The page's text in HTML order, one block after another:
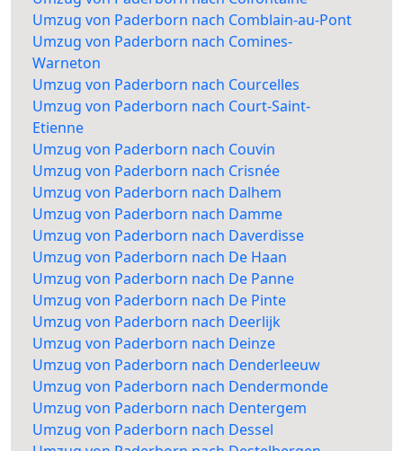
Umzug von Paderborn nach Comblain-au-Pont
Umzug von Paderborn nach Comines-
Warneton
Umzug von Paderborn nach Courcelles
Umzug von Paderborn nach Court-Saint-
Etienne
Umzug von Paderborn nach Couvin
Umzug von Paderborn nach Crisnée
Umzug von Paderborn nach Dalhem
Umzug von Paderborn nach Damme
Umzug von Paderborn nach Daverdisse
Umzug von Paderborn nach De Haan
Umzug von Paderborn nach De Panne
Umzug von Paderborn nach De Pinte
Umzug von Paderborn nach Deerlijk
Umzug von Paderborn nach Deinze
Umzug von Paderborn nach Denderleeuw
Umzug von Paderborn nach Dendermonde
Umzug von Paderborn nach Dentergem
Umzug von Paderborn nach Dessel